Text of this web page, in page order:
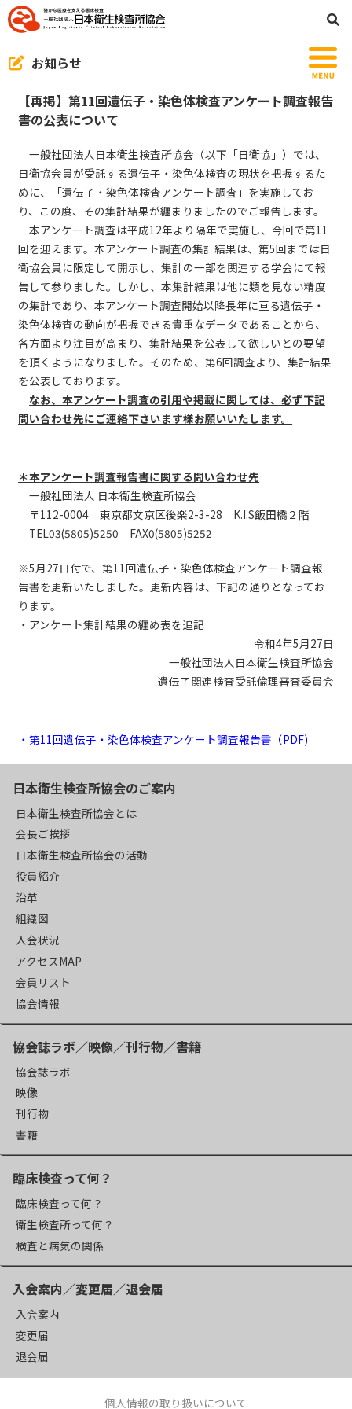
お知らせ
【再掲】第11回遺伝子・染色体検査アンケート調査報告
書の公表について
一般社団法人日本衛生検査所協会（以下「日衛協」）では、
日衛協会員が受託する遺伝子・染色体検査の現状を把握するた
めに、「遺伝子・染色体検査アンケート調査」を実施してお
り、この度、その集計結果が纏まりましたのでご報告します。
本アンケート調査は平成12年より隔年で実施し、今回で第11
回を迎えます。本アンケート調査の集計結果は、第5回までは日
衛協会員に限定して開示し、集計の一部を関連する学会にて報
告して参りました。しかし、本集計結果は他に類を見ない精度
の集計であり、本アンケート調査開始以降長年に亘る遺伝子・
染色体検査の動向が把握できる貴重なデータであることから、
各方面より注目が高まり、集計結果を公表して欲しいとの要望
を頂くようになりました。そのため、第6回調査より、集計結果
を公表しております。
なお、本アンケート調査の引用や掲載に関しては、必ず下記
問い合わせ先にご連絡下さいます様お願いいたします。
＊本アンケート調査報告書に関する問い合わせ先
一般社団法人 日本衛生検査所協会
〒112-0004 東京都文京区後楽2-3-28 K.I.S飯田橋２階
TEL03(5805)5250 FAX0(5805)5252
※5月27日付で、第11回遺伝子・染色体検査アンケート調査報
告書を更新いたしました。更新内容は、下記の通りとなってお
ります。
・アンケート集計結果の纏め表を追記
令和4年5月27日
一般社団法人日本衛生検査所協会
遺伝子関連検査受託倫理審査委員会
・第11回遺伝子・染色体検査アンケート調査報告書（PDF)
日本衛生検査所協会のご案内
日本衛生検査所協会とは
会長ご挨拶
日本衛生検査所協会の活動
役員紹介
沿革
組織図
入会状況
アクセスMAP
会員リスト
協会情報
協会誌ラボ／映像／刊行物／書籍
協会誌ラボ
映像
刊行物
書籍
臨床検査って何？
臨床検査って何？
衛生検査所って何？
検査と病気の関係
入会案内／変更届／退会届
入会案内
変更届
退会届
個人情報の取り扱いについて
日本衛生検査所協会のご案内
協会誌ラボ／映像／刊行物／書籍
臨床検査って何？
入会案内／変更届／退会届
会員の方
リンク・バナー